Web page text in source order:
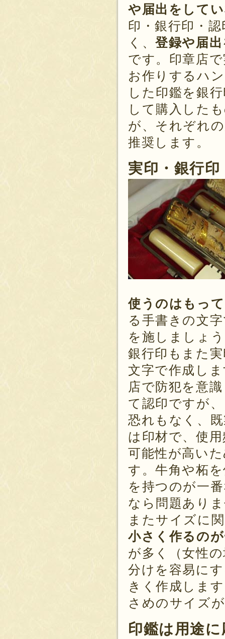
や届出をして
印・銀行印・
く、登録や届
です。印章店
お作りするハ
した印鑑を銀
して購入した
が、それぞれ
推奨します。
実印・銀行
使うのはもっ
る手書きの文
を施しましょ
銀行印もまた
文字で作成し
店で防犯を意
て認印ですが
恐れもなく、
は印材で、使
可能性が高い
す。牛角や柘
を持つのが一
なら問題あり
またサイズに
小さく作るの
が多く（女性
分けを容易に
きく作成しま
さめのサイズ
印鑑は用途